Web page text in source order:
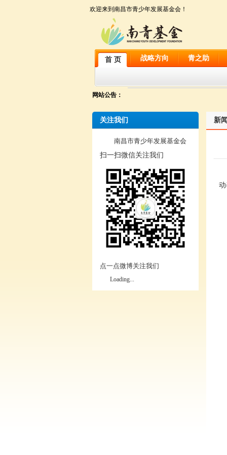
欢迎来到南昌市青少年发展基金会！
首 页 战略方向 青之助
网站公告：
关注我们
南昌市青少年发展基金会
扫一扫微信关注我们
点一点微博关注我们
Loading...
新